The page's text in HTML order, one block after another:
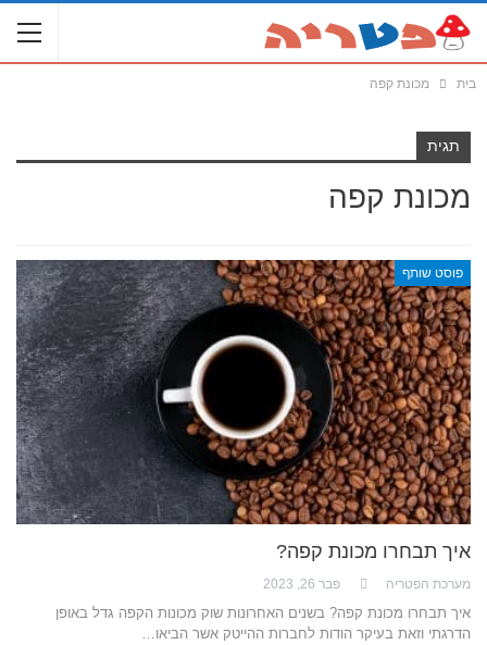
בית מכונת קפה
תגית
מכונת קפה
פוסט שותף
איך תבחרו מכונת קפה?
מערכת הפטריה פבר 26, 2023
איך תבחרו מכונת קפה? בשנים האחרונות שוק מכונות הקפה גדל באופן
הדרגתי וזאת בעיקר הודות לחברות ההייטק אשר הביאו…